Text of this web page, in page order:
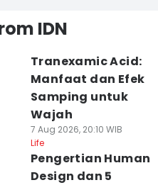
IDN
Tranexamic Acid:
Manfaat dan Efek
Samping untuk
Wajah
7 Aug 2026, 20:10 WIB
Life
Pengertian Human
Design dan 5